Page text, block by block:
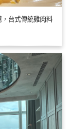
台式傳統雞肉料